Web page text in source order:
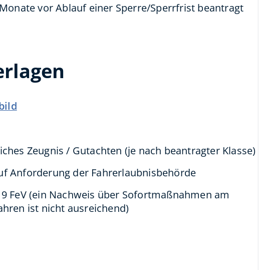
vor Ablauf einer Sperre/Sperrfrist beantragt
Zeugnis / Gutachten (je nach beantragter Klasse)
Anforderung der Fahrerlaubnisbehörde
FeV (ein Nachweis über Sofortmaßnahmen am
ist nicht ausreichend)